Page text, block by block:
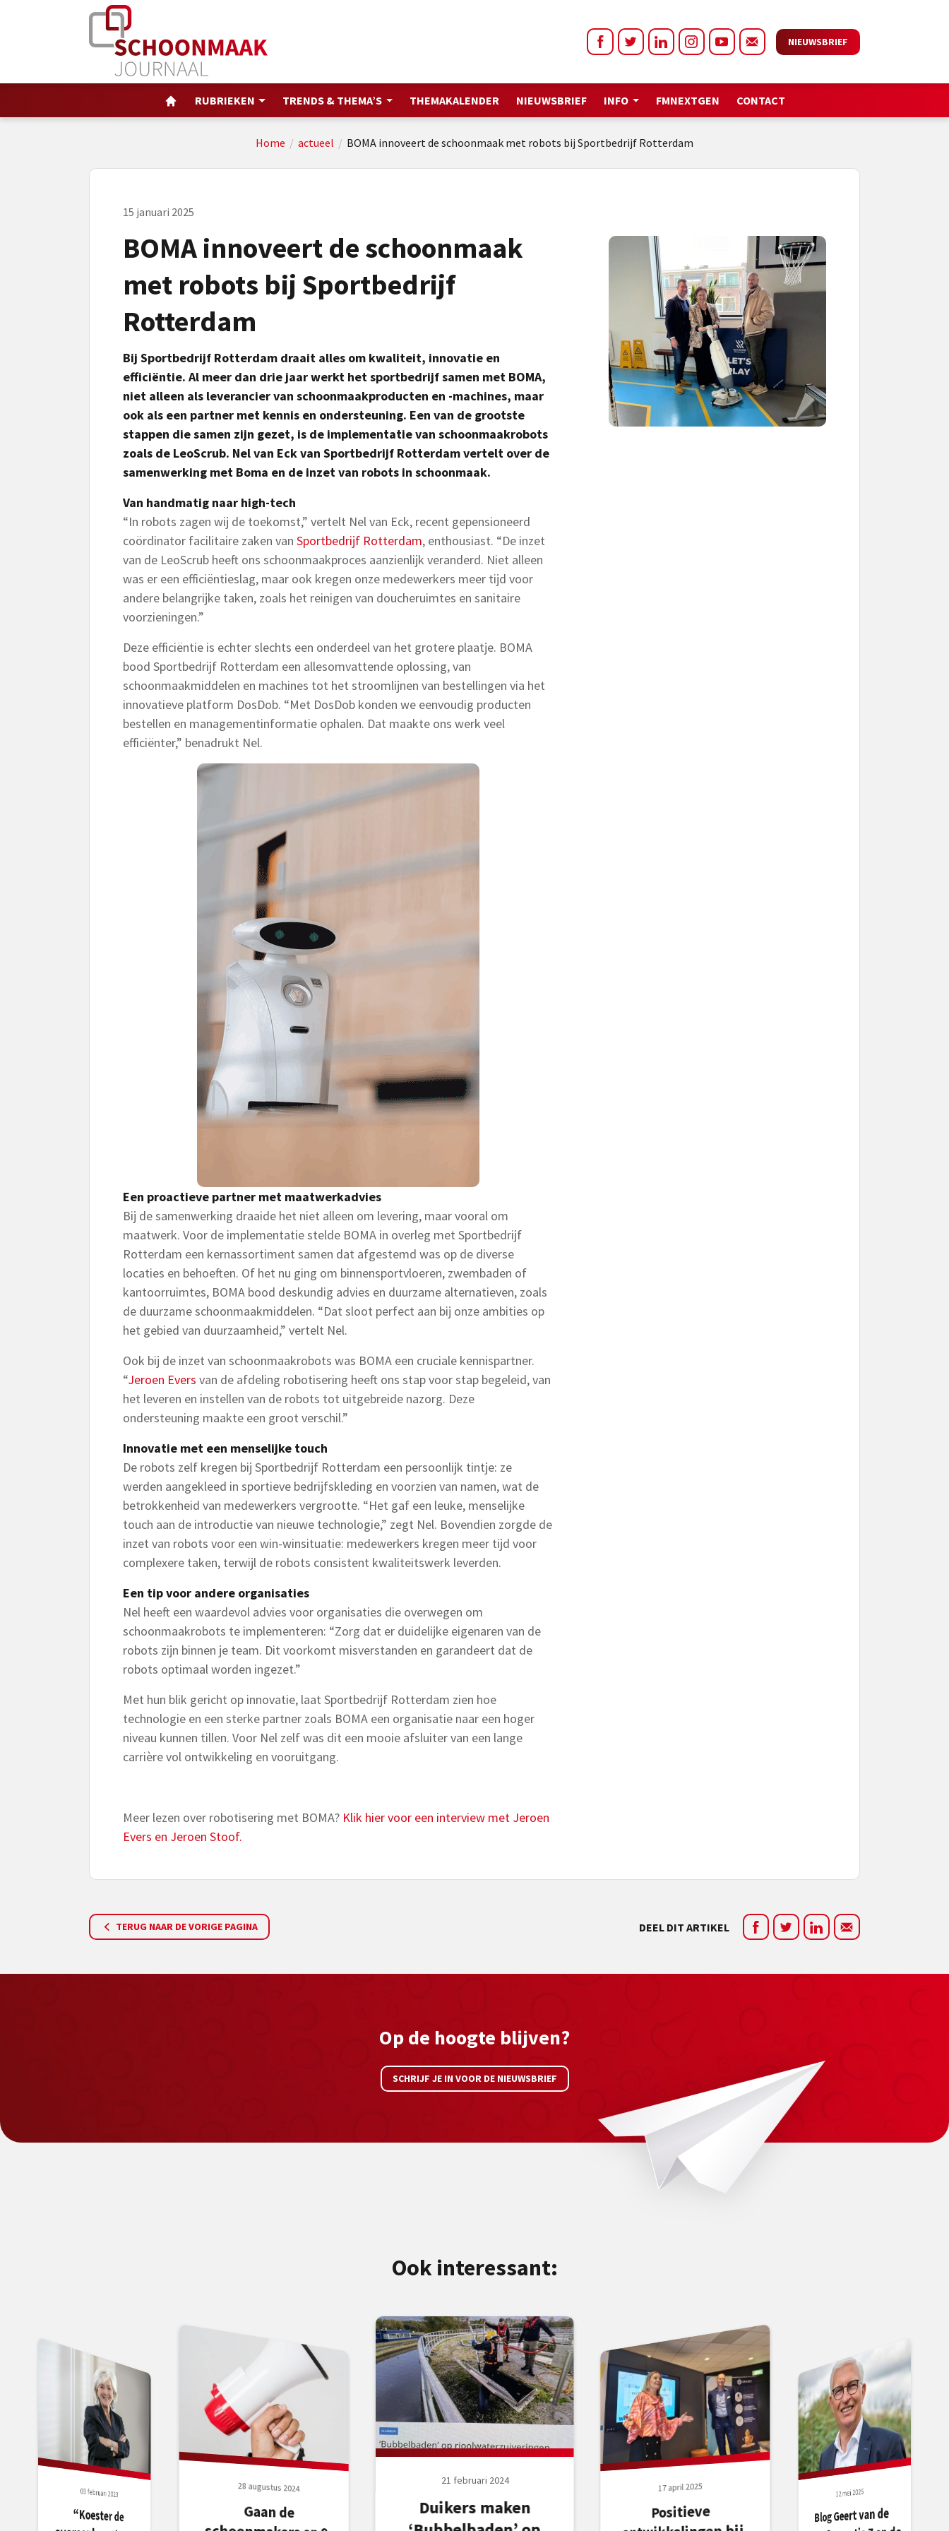
NIEUWSBRIEF
RUBRIEKEN TRENDS & THEMA’S THEMAKALENDER NIEUWSBRIEF INFO FMNEXTGEN CONTACT
Home / actueel / BOMA innoveert de schoonmaak met robots bij Sportbedrijf Rotterdam
15 januari 2025
BOMA innoveert de schoonmaak
met robots bij Sportbedrijf
Rotterdam
Bij Sportbedrijf Rotterdam draait alles om kwaliteit, innovatie en
efficiëntie. Al meer dan drie jaar werkt het sportbedrijf samen met BOMA,
niet alleen als leverancier van schoonmaakproducten en -machines, maar
ook als een partner met kennis en ondersteuning. Een van de grootste
stappen die samen zijn gezet, is de implementatie van schoonmaakrobots
zoals de LeoScrub. Nel van Eck van Sportbedrijf Rotterdam vertelt over de
samenwerking met Boma en de inzet van robots in schoonmaak.
Van handmatig naar high-tech
“In robots zagen wij de toekomst,” vertelt Nel van Eck, recent gepensioneerd
coördinator facilitaire zaken van Sportbedrijf Rotterdam, enthousiast. “De inzet
van de LeoScrub heeft ons schoonmaakproces aanzienlijk veranderd. Niet alleen
was er een efficiëntieslag, maar ook kregen onze medewerkers meer tijd voor
andere belangrijke taken, zoals het reinigen van doucheruimtes en sanitaire
voorzieningen.”
Deze efficiëntie is echter slechts een onderdeel van het grotere plaatje. BOMA
bood Sportbedrijf Rotterdam een allesomvattende oplossing, van
schoonmaakmiddelen en machines tot het stroomlijnen van bestellingen via het
innovatieve platform DosDob. “Met DosDob konden we eenvoudig producten
bestellen en managementinformatie ophalen. Dat maakte ons werk veel
efficiënter,” benadrukt Nel.
Een proactieve partner met maatwerkadvies
Bij de samenwerking draaide het niet alleen om levering, maar vooral om
maatwerk. Voor de implementatie stelde BOMA in overleg met Sportbedrijf
Rotterdam een kernassortiment samen dat afgestemd was op de diverse
locaties en behoeften. Of het nu ging om binnensportvloeren, zwembaden of
kantoorruimtes, BOMA bood deskundig advies en duurzame alternatieven, zoals
de duurzame schoonmaakmiddelen. “Dat sloot perfect aan bij onze ambities op
het gebied van duurzaamheid,” vertelt Nel.
Ook bij de inzet van schoonmaakrobots was BOMA een cruciale kennispartner.
“Jeroen Evers van de afdeling robotisering heeft ons stap voor stap begeleid, van
het leveren en instellen van de robots tot uitgebreide nazorg. Deze
ondersteuning maakte een groot verschil.”
Innovatie met een menselijke touch
De robots zelf kregen bij Sportbedrijf Rotterdam een persoonlijk tintje: ze
werden aangekleed in sportieve bedrijfskleding en voorzien van namen, wat de
betrokkenheid van medewerkers vergrootte. “Het gaf een leuke, menselijke
touch aan de introductie van nieuwe technologie,” zegt Nel. Bovendien zorgde de
inzet van robots voor een win-winsituatie: medewerkers kregen meer tijd voor
complexere taken, terwijl de robots consistent kwaliteitswerk leverden.
Een tip voor andere organisaties
Nel heeft een waardevol advies voor organisaties die overwegen om
schoonmaakrobots te implementeren: “Zorg dat er duidelijke eigenaren van de
robots zijn binnen je team. Dit voorkomt misverstanden en garandeert dat de
robots optimaal worden ingezet.”
Met hun blik gericht op innovatie, laat Sportbedrijf Rotterdam zien hoe
technologie en een sterke partner zoals BOMA een organisatie naar een hoger
niveau kunnen tillen. Voor Nel zelf was dit een mooie afsluiter van een lange
carrière vol ontwikkeling en vooruitgang.
Meer lezen over robotisering met BOMA? Klik hier voor een interview met Jeroen
Evers en Jeroen Stoof.
TERUG NAAR DE VORIGE PAGINA DEEL DIT ARTIKEL
Op de hoogte blijven?
SCHRIJF JE IN VOOR DE NIEUWSBRIEF
Ook interessant:
03 februari 2023
“Koester de
overeenkomsten en
28 augustus 2024
Gaan de
schoonmakers op 9
21 februari 2024
Duikers maken
17 april 2025
Positieve
12 mei 2025
Blog Geert van de
Marktgedrag: een